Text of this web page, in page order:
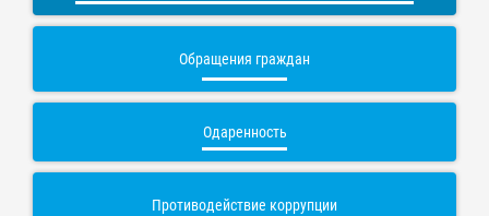
Обращения граждан
Одаренность
Противодействие коррупции